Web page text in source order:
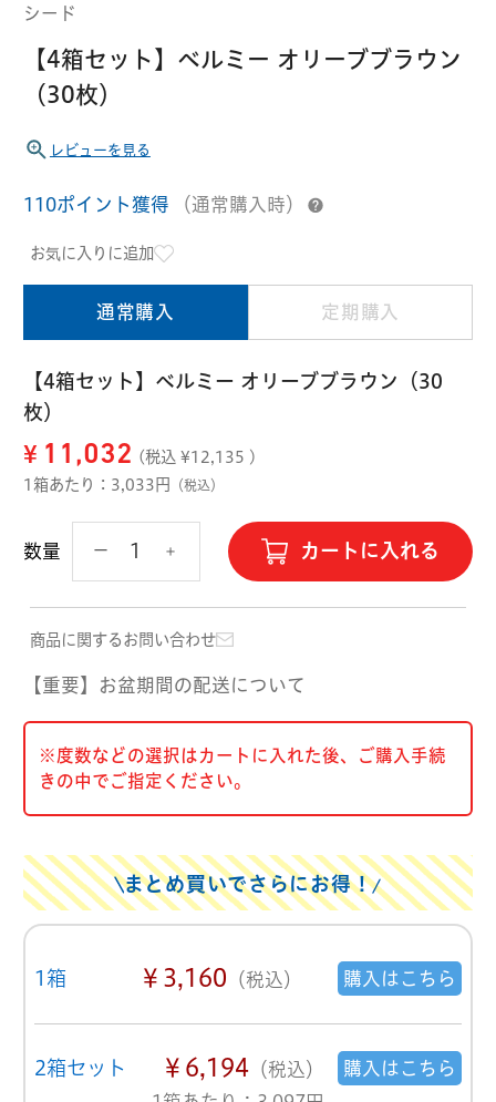
ソフト・使い捨て用
ハード用
オプション品
アイミー 東レ
当社について
シード
【4箱セット】ベルミー オリーブブラウン
（30枚）
レビューを見る
110ポイント獲得 （通常購入時）
お気に入りに追加
通常購入 定期購入
【4箱セット】ベルミー オリーブブラウン（30
枚）
¥ 11,032 (税込 ¥12,135 )
1箱あたり：3,033円
（税込）
数量 カートに入れる
商品に関するお問い合わせ
【重要】お盆期間の配送について
※度数などの選択はカートに入れた後、ご購入手続
きの中でご指定ください。
まとめ買いでさらにお得！
1箱 ￥3,160 （税込） 購入はこちら
2箱セット ￥6,194 （税込）
購入はこちら